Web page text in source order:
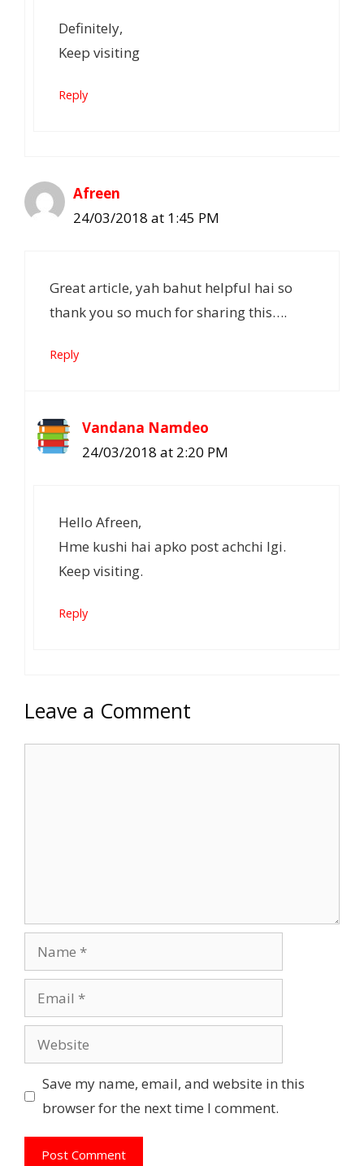
Definitely,
Keep visiting
Reply
Afreen
24/03/2018 at 1:45 PM
Great article, yah bahut helpful hai so
thank you so much for sharing this….
Reply
Vandana Namdeo
24/03/2018 at 2:20 PM
Hello Afreen,
Hme kushi hai apko post achchi lgi.
Keep visiting.
Reply
Leave a Comment
Name
Email
Website
Save my name, email, and website in this
browser for the next time I comment.